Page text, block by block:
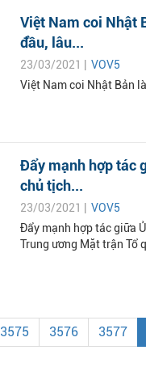
Việt Nam coi Nhật
đầu, lâu...
23/03/2021 | VOV5
Việt Nam coi Nhật Bản
Đẩy mạnh hợp tác
chủ tịch...
23/03/2021 | VOV5
Đẩy mạnh hợp tác giữa
Trung ương Mặt trận Tổ
3575 3576 3577